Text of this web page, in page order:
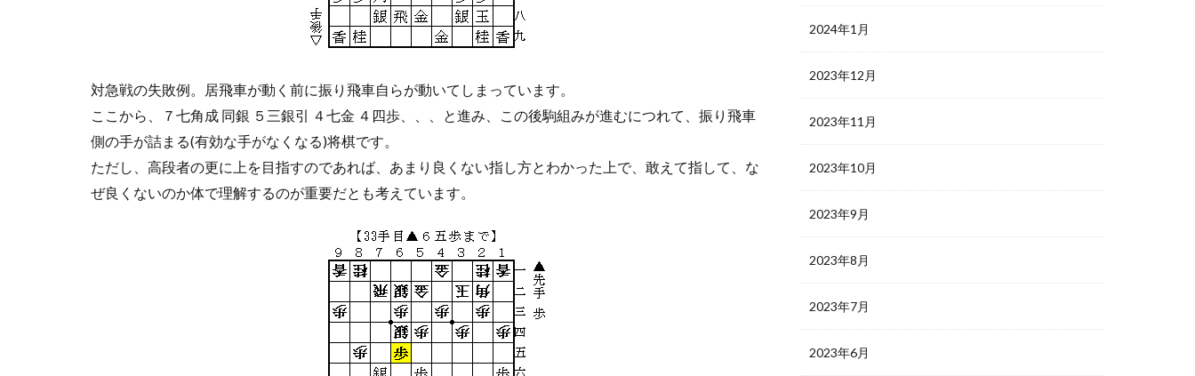
対急戦の失敗例。居飛車が動く前に振り飛車自らが動いてしまっています。
ここから、７七角成 同銀 ５三銀引 ４七金 ４四歩、、、と進み、この後駒組みが進むにつれて、振り飛車
側の手が詰まる(有効な手がなくなる)将棋です。
ただし、高段者の更に上を目指すのであれば、あまり良くない指し方とわかった上で、敢えて指して、な
ぜ良くないのか体で理解するのが重要だとも考えています。
2024年1月
2023年12月
2023年11月
2023年10月
2023年9月
2023年8月
2023年7月
2023年6月